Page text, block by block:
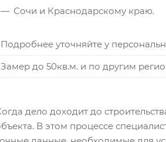
Сочи и Краснодарскому краю.
Подробнее уточняйте у
Замер до 50кв.м. и по другим
дело доходит до
В этом процессе